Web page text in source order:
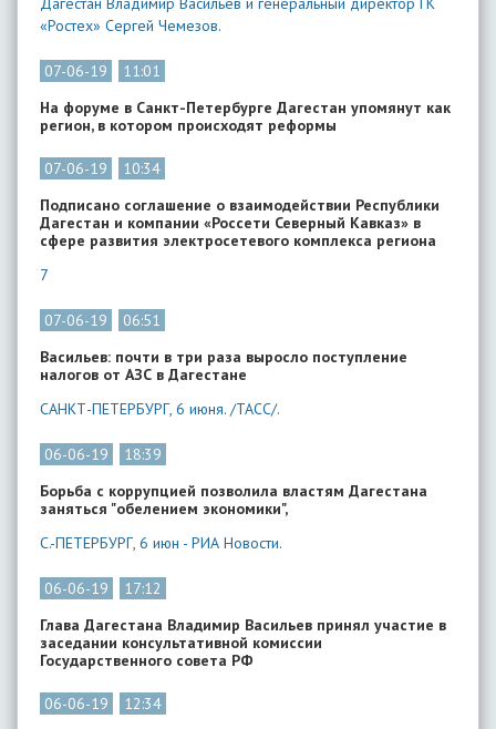
«Ростех» Сергей Чемезов.
07-06-19
11:01
На форуме в Санкт-Петербурге Дагестан упомянут как
регион, в котором происходят реформы
07-06-19
10:34
Подписано соглашение о взаимодействии Республики
Дагестан и компании «Россети Северный Кавказ» в
сфере развития электросетевого комплекса региона
7
07-06-19
06:51
Васильев: почти в три раза выросло поступление
налогов от АЗС в Дагестане
САНКТ-ПЕТЕРБУРГ, 6 июня. /ТАСС/.
06-06-19
18:39
Борьба с коррупцией позволила властям Дагестана
заняться "обелением экономики",
С.-ПЕТЕРБУРГ, 6 июн - РИА Новости.
06-06-19
17:12
Глава Дагестана Владимир Васильев принял участие в
заседании консультативной комиссии
Государственного совета РФ
06-06-19
12:34